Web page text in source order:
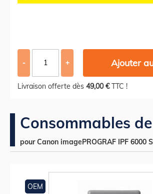
- + Ajouter
Livraison offerte dès 49,00 €TTC !
Consommables
pour Canon imagePROGRAF IPF 6000 S
OEM